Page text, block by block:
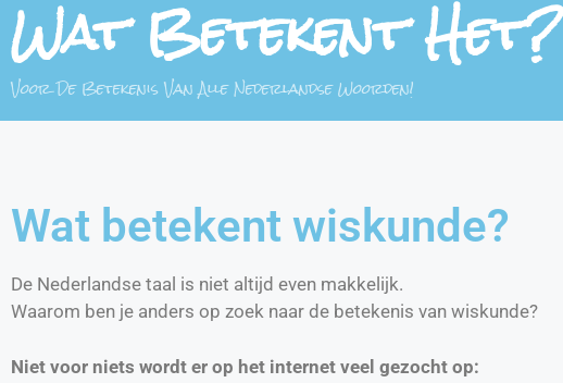
Wat Betekent Het?
Voor De Betekenis Van Alle Nederlandse Woorden!
Wat betekent wiskunde?
De Nederlandse taal is niet altijd even makkelijk.
Waarom ben je anders op zoek naar de betekenis van wiskunde?
Niet voor niets wordt er op het internet veel gezocht op: